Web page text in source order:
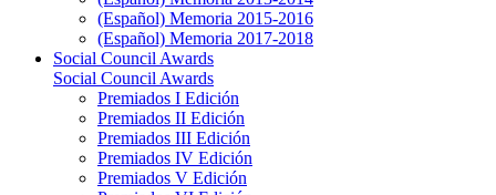
(Español) Memoria 2015-2016
(Español) Memoria 2017-2018
Social Council Awards
Social Council Awards
Premiados I Edición
Premiados II Edición
Premiados III Edición
Premiados IV Edición
Premiados V Edición